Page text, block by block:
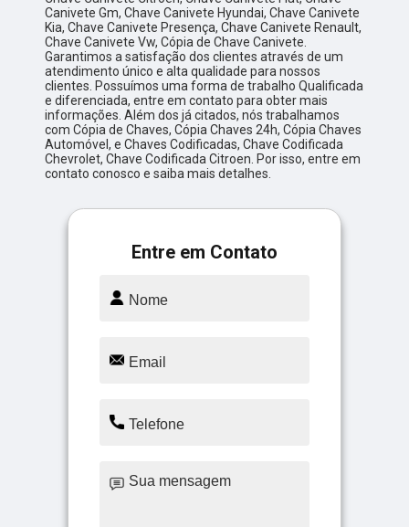
Canivete Gm, Chave Canivete Hyundai, Chave Canivete
Kia, Chave Canivete Presença, Chave Canivete Renault,
Chave Canivete Vw, Cópia de Chave Canivete.
Garantimos a satisfação dos clientes através de um
atendimento único e alta qualidade para nossos
clientes. Possuímos uma forma de trabalho Qualificada
e diferenciada, entre em contato para obter mais
informações. Além dos já citados, nós trabalhamos
com Cópia de Chaves, Cópia Chaves 24h, Cópia Chaves
Automóvel, e Chaves Codificadas, Chave Codificada
Chevrolet, Chave Codificada Citroen. Por isso, entre em
contato conosco e saiba mais detalhes.
Entre em Contato